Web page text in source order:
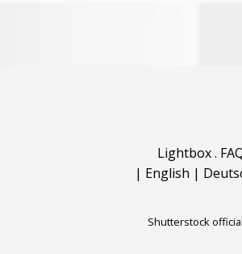
Lightbox.
| English |
Shutterstock